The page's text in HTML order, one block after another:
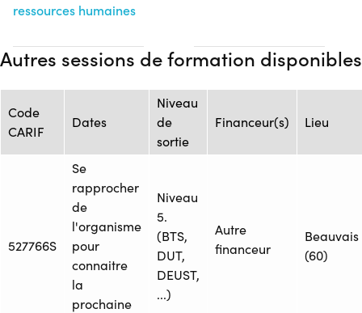
ressources humaines
Autres sessions de formation disponibles
Code
CARIF
Dates
Niveau
de
sortie
Financeur(s) Lieu
527766S
Se
rapprocher
de
l'organisme
pour
connaitre
la
prochaine
Niveau
5.
(BTS,
DUT,
DEUST,
...)
Autre
financeur
Beauvais
(60)